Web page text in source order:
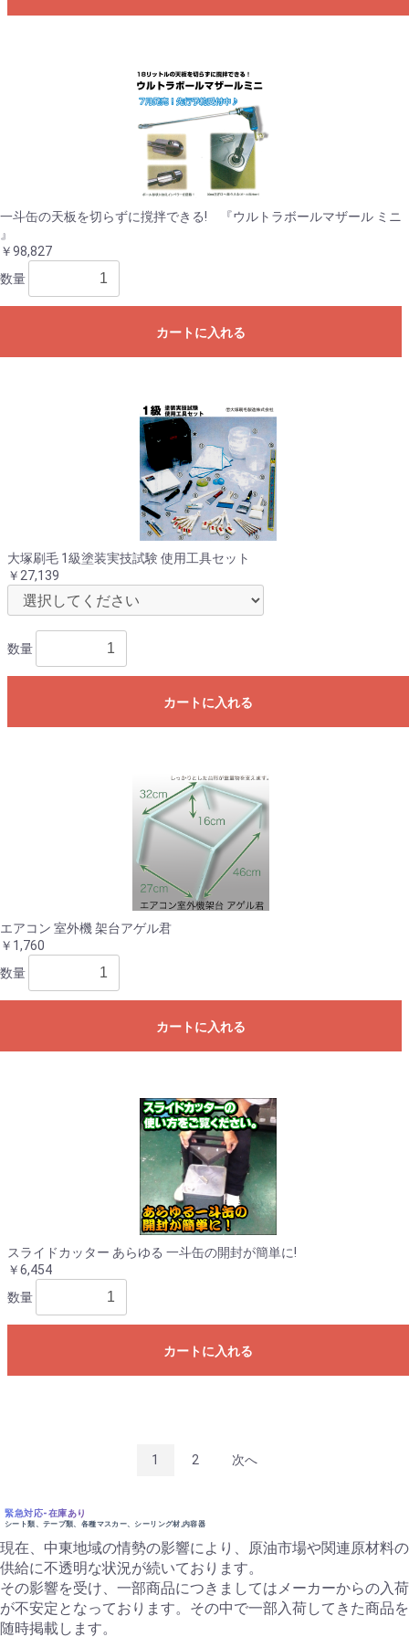
一斗缶の天板を切らずに撹拌できる! 『ウルトラボールマザール ミニ
』
￥98,827
数量
カートに入れる
大塚刷毛 1級塗装実技試験 使用工具セット
￥27,139
数量
カートに入れる
エアコン 室外機 架台アゲル君
￥1,760
数量
カートに入れる
スライドカッター あらゆる 一斗缶の開封が簡単に!
￥6,454
数量
カートに入れる
お買い物を続ける カートへ進む
1 2 次へ
緊急対応-在庫あり
シート類、テープ類、各種マスカー、シーリング材,内容器
現在、中東地域の情勢の影響により、原油市場や関連原材料の
供給に不透明な状況が続いております。
その影響を受け、一部商品につきましてはメーカーからの入荷
が不安定となっております。その中で一部入荷してきた商品を
随時掲載します。